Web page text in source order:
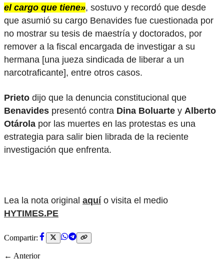
el cargo que tiene», sostuvo y recordó que desde
que asumió su cargo Benavides fue cuestionada por
no mostrar su tesis de maestría y doctorados, por
remover a la fiscal encargada de investigar a su
hermana [una jueza sindicada de liberar a un
narcotraficante], entre otros casos.
Prieto dijo que la denuncia constitucional que
Benavides presentó contra Dina Boluarte y Alberto
Otárola por las muertes en las protestas es una
estrategia para salir bien librada de la reciente
investigación que enfrenta.
Lea la nota original aquí o visita el medio
HYTIMES.PE
Compartir:
← Anterior